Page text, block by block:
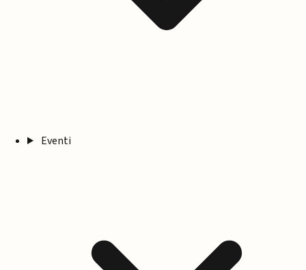
Eventi